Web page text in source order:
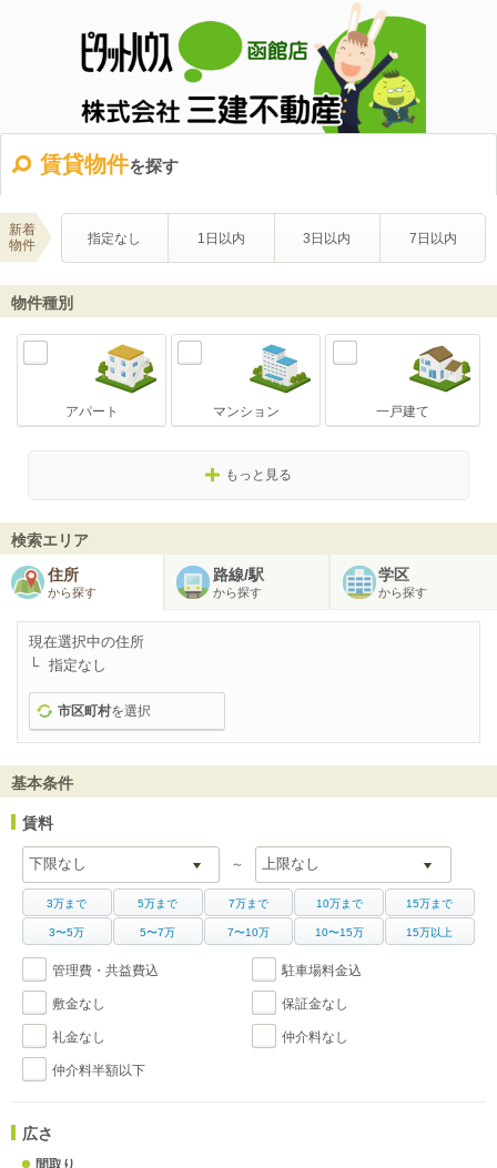
賃貸物件を探す
新着
物件
指定なし 1日以内 3日以内 7日以内
物件種別
アパート マンション 一戸建て
もっと見る
検索エリア
住所
から探す
路線/駅
から探す
学区
から探す
現在選択中の住所
指定なし
市区町村を選択
基本条件
賃料
～
3万まで 5万まで 7万まで 10万まで 15万まで
3〜5万 5〜7万 7〜10万 10〜15万 15万以上
管理費・共益費込 駐車場料金込
敷金なし 保証金なし
礼金なし 仲介料なし
仲介料半額以下
広さ
間取り